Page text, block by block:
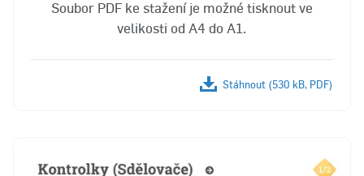
Soubor PDF ke stažení je možné tisknout ve
velikosti od A4 do A1.
Stáhnout (530 kB, PDF)